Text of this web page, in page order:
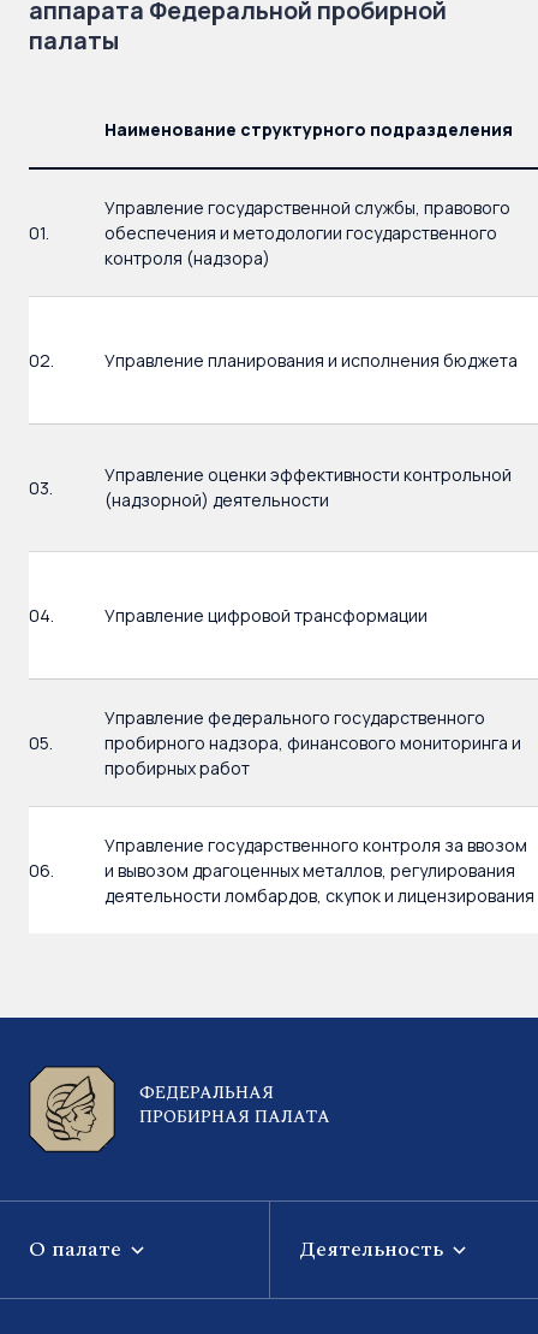
аппарата Федеральной пробирной
палаты
Наименование структурного подразделения
01.
Управление государственной службы, правового
обеспечения и методологии государственного
контроля (надзора)
02. Управление планирования и исполнения бюджета
03.
Управление оценки эффективности контрольной
(надзорной) деятельности
04. Управление цифровой трансформации
05.
Управление федерального государственного
пробирного надзора, финансового мониторинга и
пробирных работ
06.
Управление государственного контроля за ввозом
и вывозом драгоценных металлов, регулирования
деятельности ломбардов, скупок и лицензирования
ФЕДЕРАЛЬНАЯ
ПРОБИРНАЯ ПАЛАТА
О палате Деятельность